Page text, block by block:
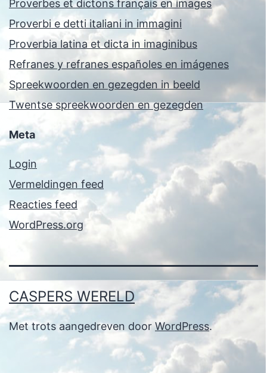
Proverbes et dictons français en images
Proverbi e detti italiani in immagini
Proverbia latina et dicta in imaginibus
Refranes y refranes españoles en imágenes
Spreekwoorden en gezegden in beeld
Twentse spreekwoorden en gezegden
Meta
Login
Vermeldingen feed
Reacties feed
WordPress.org
CASPERS WERELD
Met trots aangedreven doorWordPress.